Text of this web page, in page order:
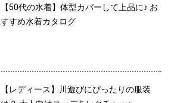
【50代の水着】体型カバーして上品に♪ お
すすめ水着カタログ
【レディース】川遊びにぴったりの服装